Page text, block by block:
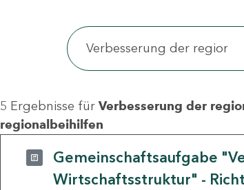
5 Ergebnisse für Verbesserung der
regionalbeihilfen
Gemeinschaftsaufgabe
Wirtschaftsstruktur" -